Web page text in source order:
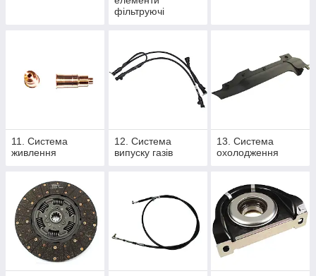
фільтруючі
11. Система
живлення
12. Система
випуску газів
13. Система
охолодження